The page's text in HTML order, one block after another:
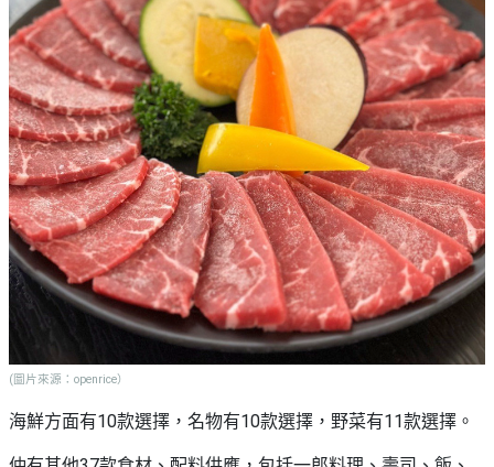
(圖片來源：openrice）
海鮮方面有10款選擇，名物有10款選擇，野菜有11款選擇。